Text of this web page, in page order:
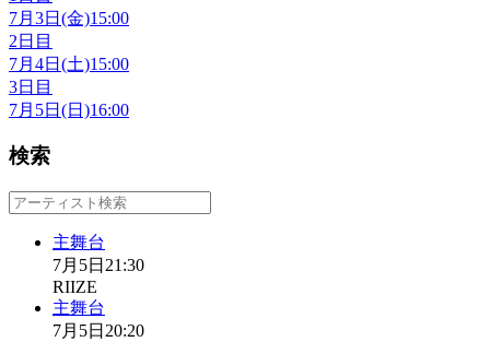
7月3日(金)15:00
2日目
7月4日(土)15:00
3日目
7月5日(日)16:00
検索
主舞台
7月5日 21:30
RIIZE
主舞台
7月5日 20:20